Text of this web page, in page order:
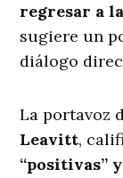
regresar a
sugiere un
diálogo
La portavoz
Leavitt,
“positivas”